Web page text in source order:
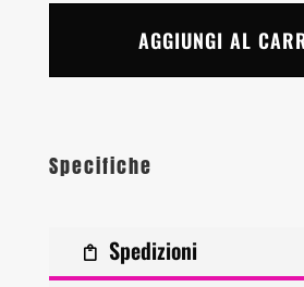
AGGIUNGI AL
Specifiche
Spedizioni